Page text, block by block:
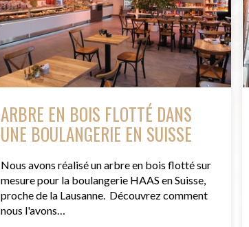
ARBRE EN BOIS FLOTTÉ DANS
UNE BOULANGERIE EN SUISSE
Nous avons réalisé un arbre en bois flotté sur
mesure pour la boulangerie HAAS en Suisse,
proche de la Lausanne. Découvrez comment
nous l'avons…